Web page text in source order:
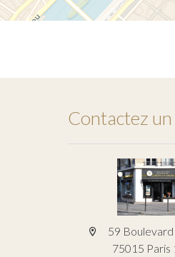
Contactez
59
75015 Paris